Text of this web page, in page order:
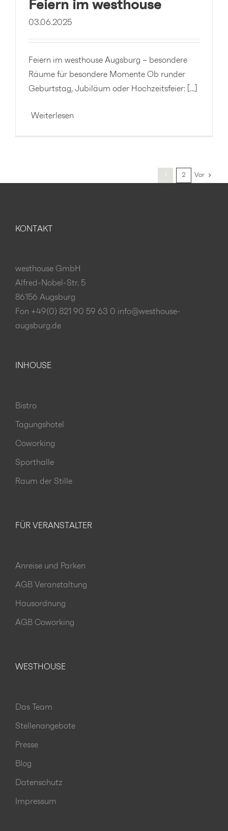
Feiern im westhouse
03.06.2025
Feiern im westhouse Augsburg – besondere
Räume für besondere Momente Ob runder
Geburtstag, Jubiläum oder Hochzeitsfeier: [...]
Weiterlesen
1 2 Vor
KONTAKT
westhouse GmbH
Alfred-Nobel-Str. 5
86156 Augsburg
Fon +49(0) 821 90 59 63 0 info@westhouse-
augsburg.de
INHOUSE
Bistro
Tagungshotel
Coworking
Sporthalle
Raum der Stille
FÜR VERANSTALTER
Anreise und Parken
AGB Veranstaltung
Hausordnung
AGB Coworking
WESTHOUSE
Das Team
Stellenangebote
Presse
Blog
Datenschutz
Impressum